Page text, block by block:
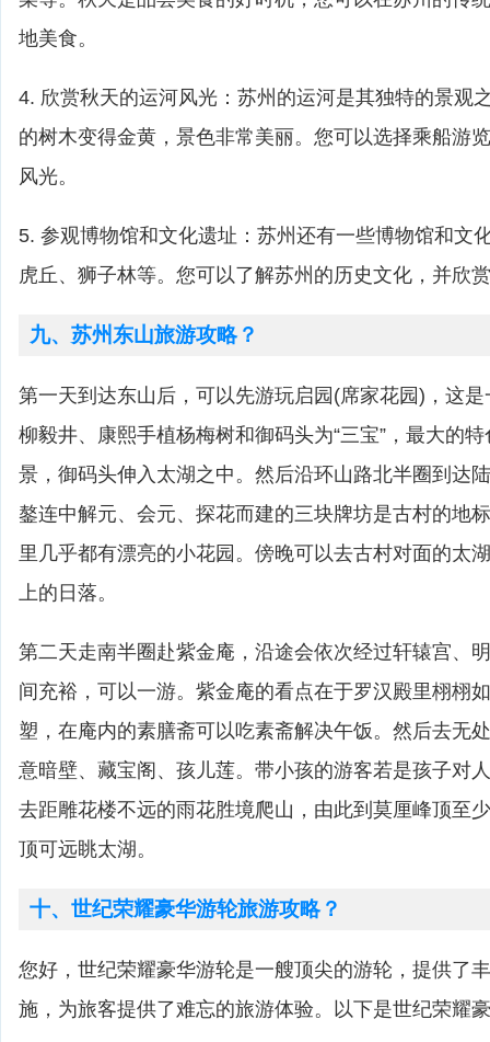
地美食。
4. 欣赏秋天的运河风光：苏州的运河是其独特的景观
的树木变得金黄，景色非常美丽。您可以选择乘船游
风光。
5. 参观博物馆和文化遗址：苏州还有一些博物馆和文
虎丘、狮子林等。您可以了解苏州的历史文化，并欣
九、苏州东山旅游攻略？
第一天到达东山后，可以先游玩启园(席家花园)，这
柳毅井、康熙手植杨梅树和御码头为“三宝”，最大的
景，御码头伸入太湖之中。然后沿环山路北半圈到达
鏊连中解元、会元、探花而建的三块牌坊是古村的地
里几乎都有漂亮的小花园。傍晚可以去古村对面的太
上的日落。
第二天走南半圈赴紫金庵，沿途会依次经过轩辕宫、
间充裕，可以一游。紫金庵的看点在于罗汉殿里栩栩
塑，在庵内的素膳斋可以吃素斋解决午饭。然后去无
意暗壁、藏宝阁、孩儿莲。带小孩的游客若是孩子对
去距雕花楼不远的雨花胜境爬山，由此到莫厘峰顶至
顶可远眺太湖。
十、世纪荣耀豪华游轮旅游攻略？
您好，世纪荣耀豪华游轮是一艘顶尖的游轮，提供了
施，为旅客提供了难忘的旅游体验。以下是世纪荣耀